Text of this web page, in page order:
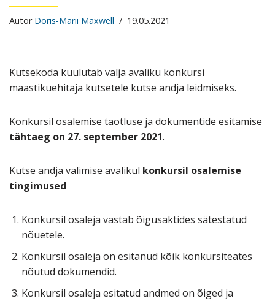
Autor Doris-Marii Maxwell 19.05.2021
Kutsekoda kuulutab välja avaliku konkursi
maastikuehitaja kutsetele kutse andja leidmiseks.
Konkursil osalemise taotluse ja dokumentide esitamise
tähtaeg on 27. september 2021.
Kutse andja valimise avalikul konkursil osalemise
tingimused
Konkursil osaleja vastab õigusaktides sätestatud
nõuetele.
Konkursil osaleja on esitanud kõik konkursiteates
nõutud dokumendid.
Konkursil osaleja esitatud andmed on õiged ja